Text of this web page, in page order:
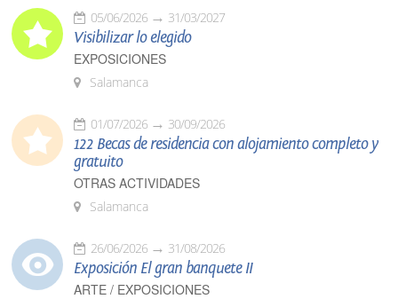
05/06/2026 31/03/2027
Visibilizar lo elegido
EXPOSICIONES
Salamanca
01/07/2026 30/09/2026
122 Becas de residencia con alojamiento completo y
gratuito
OTRAS ACTIVIDADES
Salamanca
26/06/2026 31/08/2026
Exposición El gran banquete II
ARTE / EXPOSICIONES